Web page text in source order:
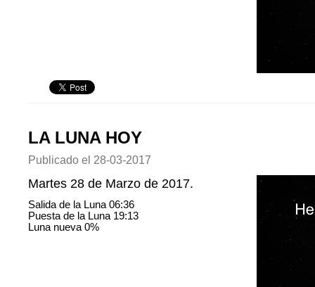
LA LUNA HOY
Publicado el 28-03-2017
Martes 28 de Marzo de 2017.
Salida de la Luna 06:36
Puesta de la Luna 19:13
Luna nueva 0%